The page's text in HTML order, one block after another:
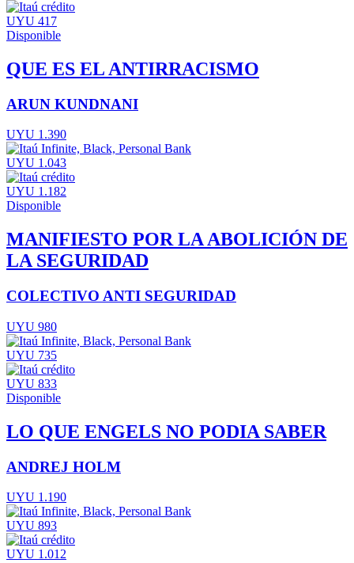
UYU 417
Disponible
QUE ES EL ANTIRRACISMO
ARUN KUNDNANI
UYU 1.390
UYU 1.043
UYU 1.182
Disponible
MANIFIESTO POR LA ABOLICIÓN DE
LA SEGURIDAD
COLECTIVO ANTI SEGURIDAD
UYU 980
UYU 735
UYU 833
Disponible
LO QUE ENGELS NO PODIA SABER
ANDREJ HOLM
UYU 1.190
UYU 893
UYU 1.012